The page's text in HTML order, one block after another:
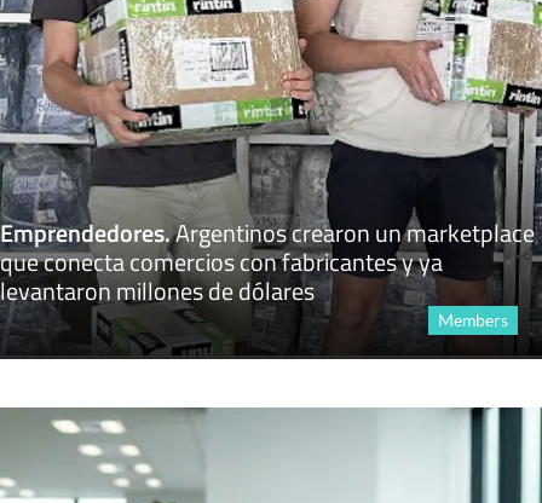
Emprendedores.Argentinos crearon un marketplace
que conecta comercios con fabricantes y ya
levantaron millones de dólares
Members